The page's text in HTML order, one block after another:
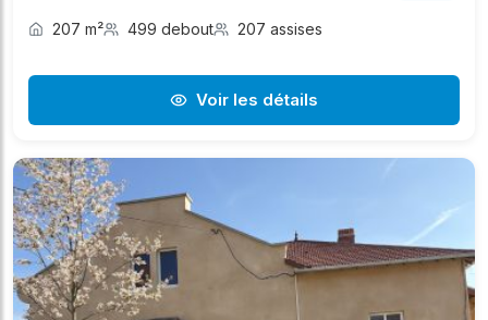
207 m² 499 debout 207 assises
Voir les détails